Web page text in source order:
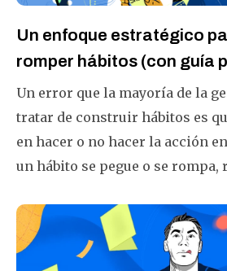
Un enfoque estratégico
romper hábitos (con guía
Un error que la mayoría de la
tratar de construir hábitos es
en hacer o no hacer la acción
un hábito se pegue o se
es como uno debe realmente
hábitos, utilizando el
acción-recompensa.